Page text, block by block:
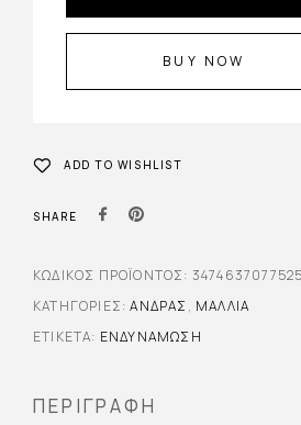
BUY NOW
ADD TO WISHLIST
SHARE
ΠΕΡΙΓΡΑΦΉ
ΚΩΔΙΚΌΣ ΠΡΟΪΌΝΤΟΣ: 3474637077525
ΚΑΤΗΓΟΡΊΕΣ:ΆΝΔΡΑΣ , ΜΑΛΛΙΆ
ΕΤΙΚΈΤΑ: ΕΝΔΥΝΑΜΩΣΗ